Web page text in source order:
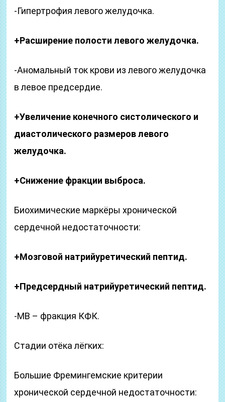
-Гипертрофия левого желудочка.
+Расширение полости левого желудочка.
-Аномальный ток крови из левого желудочка
в левое предсердие.
+Увеличение конечного систолического и
диастолического размеров левого
желудочка.
+Снижение фракции выброса.
Биохимические маркёры хронической
сердечной недостаточности:
+Мозговой натрийуретический пептид.
+Предсердный натрийуретический пептид.
-МВ – фракция КФК.
Стадии отёка лёгких:
Большие Фремингемские критерии
хронической сердечной недостаточности: